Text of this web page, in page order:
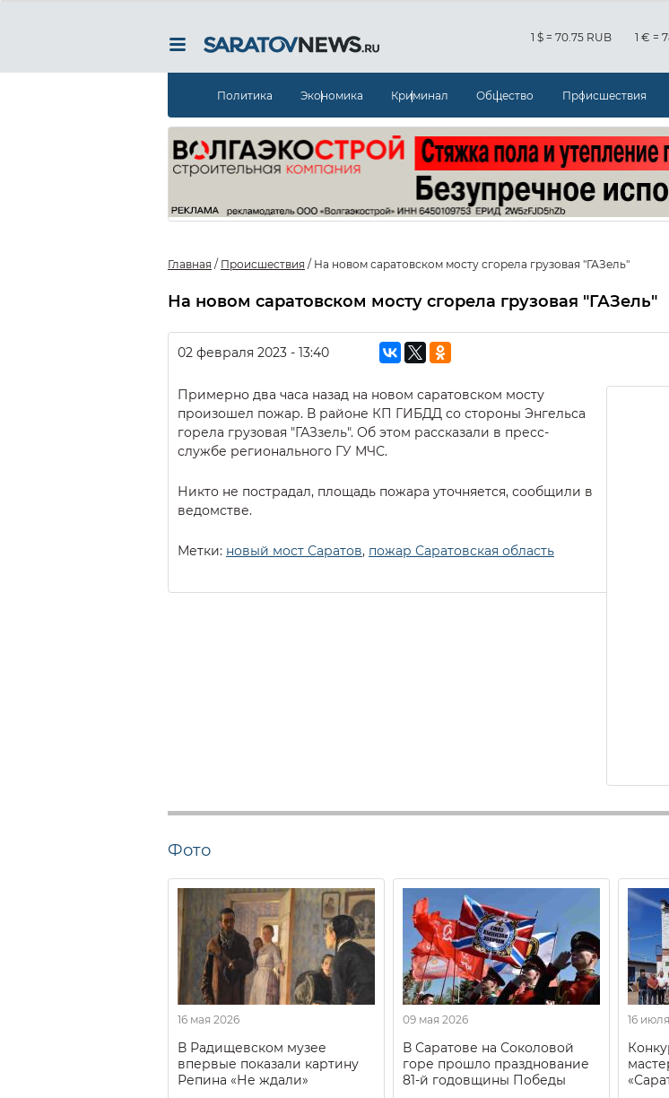
1 $ = 70.75 RUB 1 € =
Политика Экономика Криминал Общество Происшествия
Главная / Происшествия / На новом саратовском мосту сгорела грузовая "ГАЗель"
На новом саратовском мосту сгорела грузовая "ГАЗель"
02 февраля 2023 - 13:40
Примерно два часа назад на новом саратовском мосту
произошел пожар. В районе КП ГИБДД со стороны Энгельса
горела грузовая "ГАЗзель". Об этом рассказали в пресс-
службе регионального ГУ МЧС.
Никто не пострадал, площадь пожара уточняется, сообщили в
ведомстве.
Метки: новый мост Саратов, пожар Саратовская область
Фото
16 мая 2026
В Радищевском музее
впервые показали картину
Репина «Не ждали»
09 мая 2026
В Саратове на Соколовой
горе прошло празднование
81-й годовщины Победы
16